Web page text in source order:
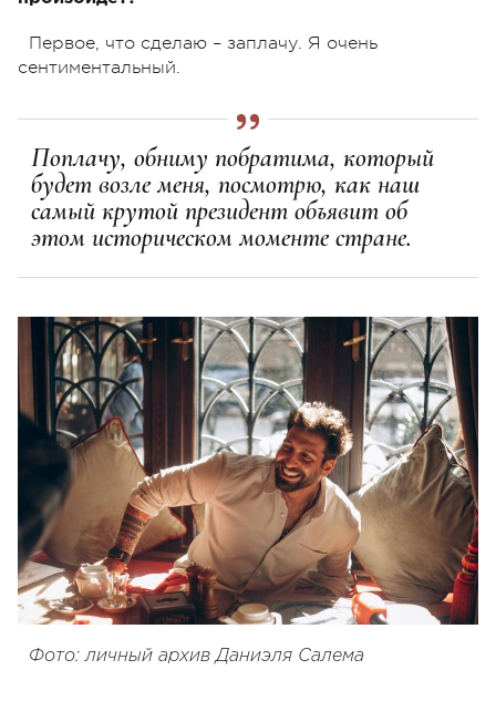
Первое, что сделаю – заплачу. Я очень
сентиментальный.
Поплачу, обниму побратима, который
будет возле меня, посмотрю, как наш
самый крутой президент объявит об
этом историческом моменте стране.
Фото: личный архив Даниэля Салема